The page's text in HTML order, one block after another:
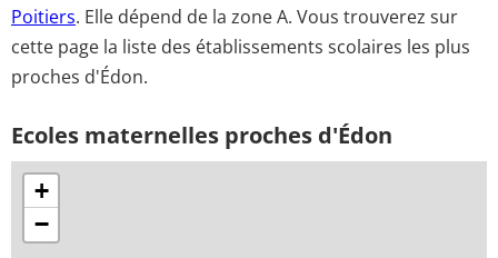
Poitiers. Elle dépend de la zone A. Vous trouverez sur
cette page la liste des établissements scolaires les plus
proches d'Édon.
Ecoles maternelles proches d'Édon
+
−